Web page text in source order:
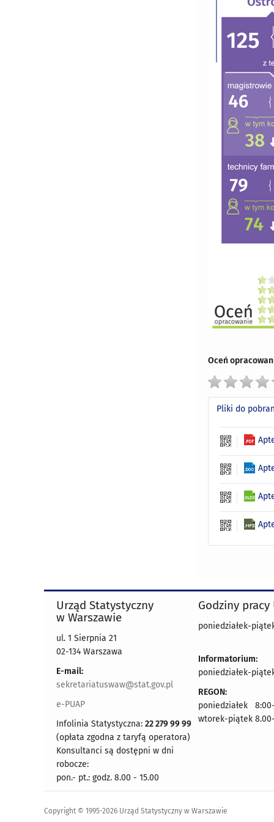
Oceń
Pliki do
Urząd Statystyczny
w Warszawie
ul. 1 Sierpnia 21
02-134 Warszawa
E-mail:
sekretariatuswaw@stat.gov.pl
e-PUAP
Infolinia Statystyczna: 22 279 99 99
(opłata zgodna z taryfą operatora)
Konsultanci są dostępni w dni
robocze:
pon.- pt.: godz. 8.00 - 15.00
Godziny pracy
poniedziałek-
Informatorium:
poniedziałek-
REGON:
poniedziałek
wtorek-piątek
Copyright © 1995-2026 Urząd Statystyczny w Warszawie